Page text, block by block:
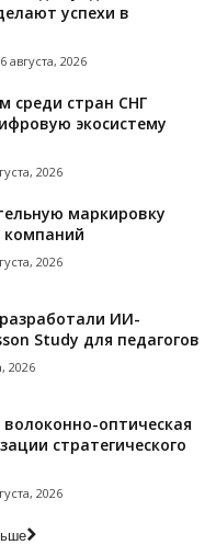
успехи в
6 августа, 2026
среди стран СНГ
экосистему
2026
маркировку
2026
ИИ-
Study для педагогов
2026
волоконно-оптическая
стратегического
2026